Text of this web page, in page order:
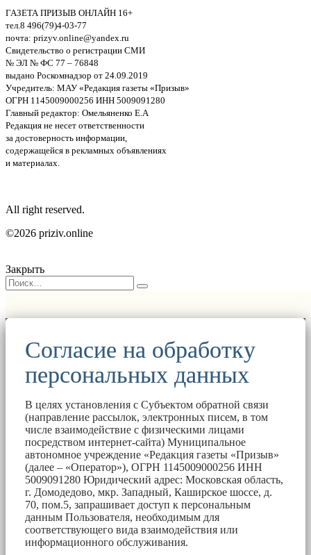
ГАЗЕТА ПРИЗЫВ ОНЛАЙН 16+
тел.8 496(79)4-03-77
почта: prizyv.online@yandex.ru
Свидетельство о регистрации СМИ
№ ЭЛ № ФС 77 – 76848
выдано Роскомнадзор от 24.09.2019
Учредитель: МАУ «Редакция газеты «Призыв»
ОГРН 1145009000256 ИНН 5009091280
Главный редактор: Омельяненко Е.А
Редакция не несет ответственности
за достоверность информации,
содержащейся в рекламных объявлениях
и материалах.
All right reserved.
©2026 priziv.online
Закрыть
Согласие на обработку
персональных данных
В целях установления с Субъектом обратной связи
(направление рассылок, электронных писем, в том
числе взаимодействие с физическими лицами
посредством интернет-сайта) Муниципальное
автономное учреждение «Редакция газеты «Призыв»
(далее – «Оператор»), ОГРН 1145009000256 ИНН
5009091280 Юридический адрес: Московская область,
г. Домодедово, мкр. Западный, Каширское шоссе, д.
70, пом.5, запрашивает доступ к персональным
данным Пользователя, необходимым для
соответствующего вида взаимодействия или
информационного обслуживания.